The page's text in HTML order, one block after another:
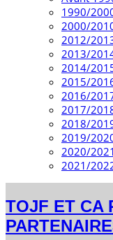
1990/
2000/
2012/
2013/
2014/
2015/
2016/
2017/
2018/
2019/
2020/2021
2021/
TOJF ET CA